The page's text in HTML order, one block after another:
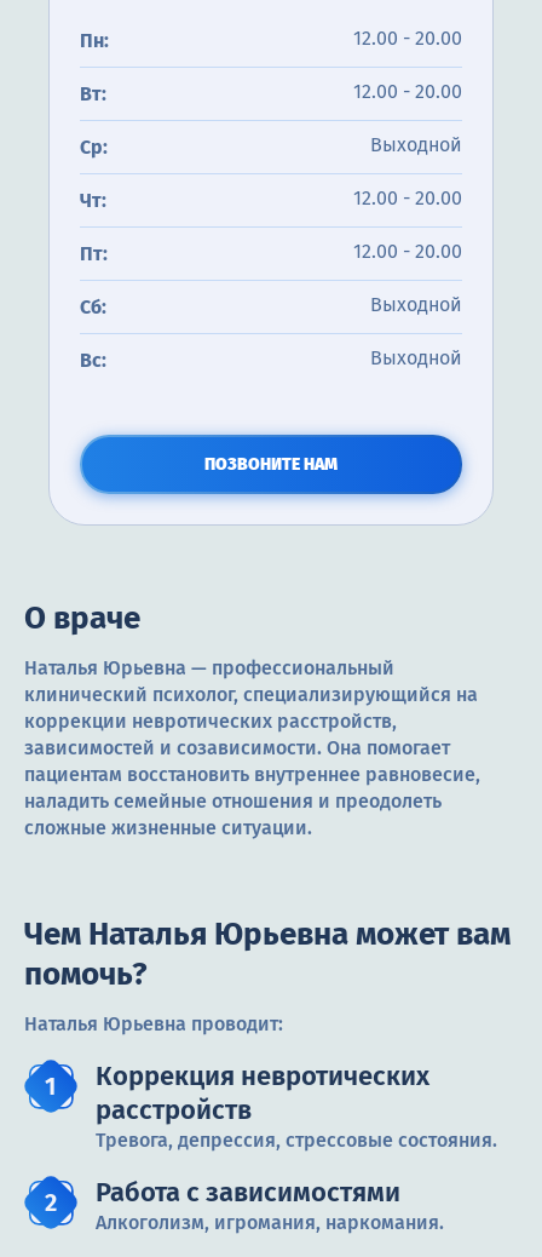
Пн: 12.00 - 20.00
Вт: 12.00 - 20.00
Ср: Выходной
Чт: 12.00 - 20.00
Пт: 12.00 - 20.00
Сб: Выходной
Вс: Выходной
ПОЗВОНИТЕ НАМ
О враче
Наталья Юрьевна — профессиональный
клинический психолог, специализирующийся на
коррекции невротических расстройств,
зависимостей и созависимости. Она помогает
пациентам восстановить внутреннее равновесие,
наладить семейные отношения и преодолеть
сложные жизненные ситуации.
Чем Наталья Юрьевна может вам
помочь?
Наталья Юрьевна проводит:
Коррекция невротических
расстройств
Тревога, депрессия, стрессовые состояния.
Работа с зависимостями
Алкоголизм, игромания, наркомания.